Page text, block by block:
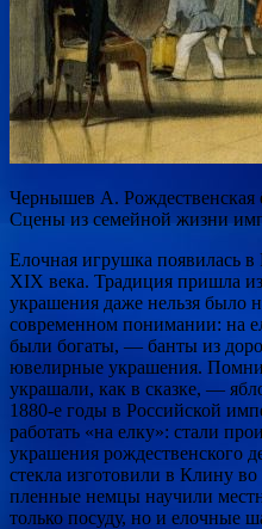
Чернышев А.
Сцены из семейной жизни
Елочная игрушка появилась
XIX века. Традиция пришла
украшения даже нельзя было
современном понимании: на
были богаты, — банты из
ювелирные украшения.
украшали, как в сказке, —
1880-е годы в Российской
работать «на елку»: стали
украшения рождественского
стекла изготовили в Клину
пленные немцы научили
только посуду, но и елочные